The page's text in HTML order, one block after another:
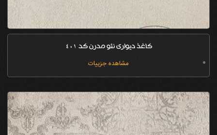
کاغذ دیواری نئو مدرن کد 401
مشاهده جزییات